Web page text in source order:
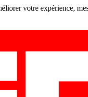
votre expérience,